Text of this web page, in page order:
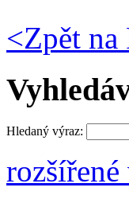
<Zpět na
Hledaný výraz: